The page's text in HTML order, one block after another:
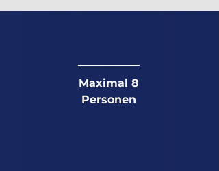
Maximal 8
Personen